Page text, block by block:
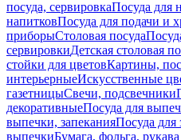
посуда, сервировкаПосуда для
напитковПосуда для подачи и
приборыСтоловая посуда
сервировкиДетская столовая
стойки для цветовКартины,
интерьерныеИскусственные
газетницыСвечи, подсвечники
декоративныеПосуда для
выпечки, запеканияПосуда для
выпечкиБумага, фольга,